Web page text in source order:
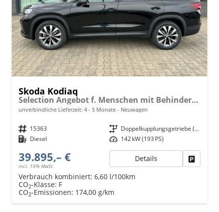
Skoda Kodiaq
Selection Angebot f. Menschen mit Behinderung 100%! 2.0 TDI 193PS DSG 4x4, 17" Alu, Parksensoren v/h, Rückfahrkamera, 3-Zonen-Climatronic, SunSet, Sitzheizung, Side Assist, Fernlicht-Assist, Tempomat, Infotainment 10" + Smartlink, Virtual Cockpit, M-L
unverbindliche Lieferzeit: 4 - 5 Monate Neuwagen
Fahrzeugnr. 15363 Getriebe
Doppelkupplungsgetriebe (DSG)
Kraftstoff Diesel Leistung 142 kW (193 PS)
39.895,– €
incl. 19% MwSt.
Details
Verbrauch kombiniert: 6,60 l/100km
CO2-Klasse: F
CO2-Emissionen: 174,00 g/km